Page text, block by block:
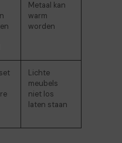
Metaal kan
warm
worden
Lichte
meubels
niet los
laten staan